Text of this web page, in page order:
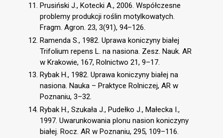
Prusiński J., Kotecki A., 2006. Współczesne
problemy produkcji roślin motylkowatych.
Fragm. Agron. 23, 3(91), 94–126.
Ramenda S., 1982. Uprawa koniczyny białej
Trifolium repens L. na nasiona. Zesz. Nauk. AR
w Krakowie, 167, Rolnictwo 21, 9–17.
Rybak H., 1982. Uprawa koniczyny białej na
nasiona. Nauka – Praktyce Rolniczej, AR w
Poznaniu, 3–32.
Rybak H., Szukała J., Pudełko J., Małecka I.,
1997. Uwarunkowania plonu nasion koniczyny
białej. Rocz. AR w Poznaniu, 295, 109–116.